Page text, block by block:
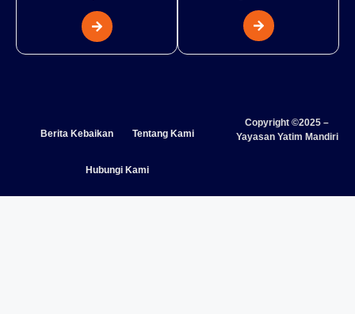
Copyright ©2025 –
Yayasan Yatim Mandiri
Berita Kebaikan Tentang Kami
Hubungi Kami